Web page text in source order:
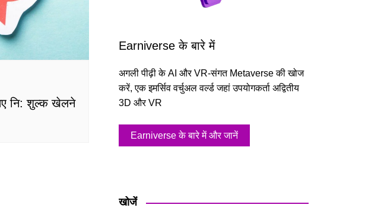
नि: शुल्क खेलने
Earniverse के बारे में
अगली पीढ़ी के AI और VR-संगत Metaverse की खोज
करें, एक इमर्सिव वर्चुअल वर्ल्ड जहां उपयोगकर्ता अद्वितीय
3D और VR
Earniverse के बारे में और जानें
खोजें